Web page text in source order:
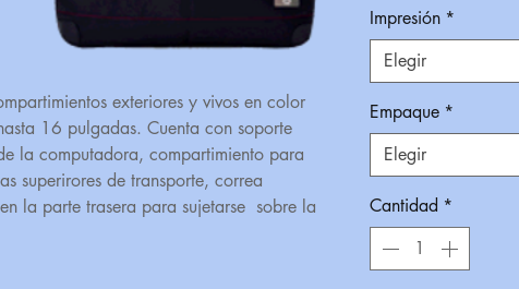
exteriores y vivos en color
16 pulgadas. Cuenta con soporte
la computadora, compartimiento para
superirores de transporte, correa
la parte trasera para sujetarse sobre la
Impresión *
Elegir
Empaque *
Elegir
Cantidad *